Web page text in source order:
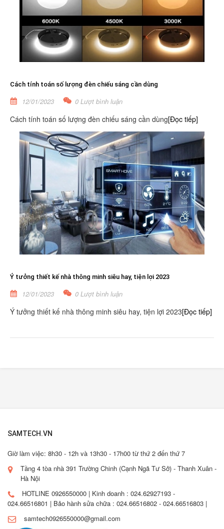
Cách tính toán số lượng đèn chiếu sáng cần dùng
12/01/2023 0 Lượt bình luận
Cách tính toán số lượng đèn chiếu sáng cần dùng[Đọc tiếp]
Ý tưởng thiết kế nhà thông minh siêu hay, tiện lợi 2023
12/01/2023 0 Lượt bình luận
Ý tưởng thiết kế nhà thông minh siêu hay, tiện lợi 2023[Đọc tiếp]
SAMTECH.VN
Giờ làm việc: 8h30 - 12h và 13h30 - 17h00 từ thứ 2 đến thứ 7
Tầng 4 tòa nhà 391 Trường Chinh (Cạnh Ngã Tư Sở) - Thanh Xuân -
Hà Nội
HOTLINE 0926550000 | Kinh doanh : 024.62927193 -
024.66516801 | Bảo hành sửa chữa : 024.66516802 - 024.66516803 |
samtech0926550000@gmail.com